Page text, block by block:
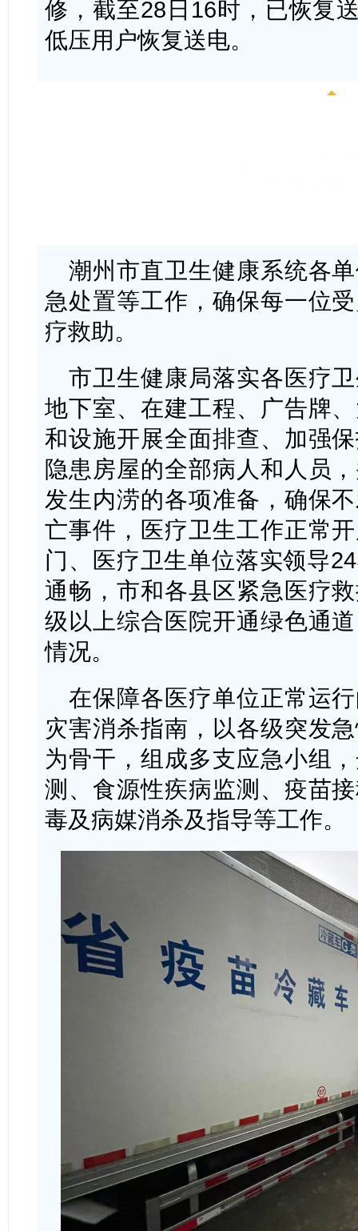
修，截至28日16时，已恢复
低压用户恢复送电。
潮州市直卫生健康系统各
急处置等工作，确保每一位
疗救助。
市卫生健康局落实各医疗
地下室、在建工程、广告牌
和设施开展全面排查、加强
隐患房屋的全部病人和人员
发生内涝的各项准备，确保
亡事件，医疗卫生工作正常
门、医疗卫生单位落实领导
通畅，市和各县区紧急医疗
级以上综合医院开通绿色通
情况。
在保障各医疗单位正常运
灾害消杀指南，以各级突发
为骨干，组成多支应急小组
测、食源性疾病监测、疫苗
毒及病媒消杀及指导等工作。